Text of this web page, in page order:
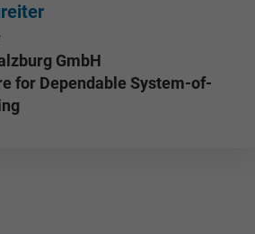
GmbH
for Dependable System-of-